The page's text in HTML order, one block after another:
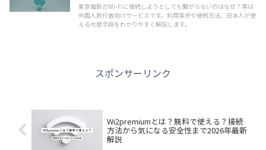
東急電鉄のWi-Fiに接続しようとしても繋がらないのはなぜ？実は
外国人旅行者向けサービスです。利用条件や接続方法、日本人が使
える代替手段をわかりやすく解説します。
スポンサーリンク
Wi2premiumとは？無料で使える？接続
方法から気になる安全性まで2026年最新
解説